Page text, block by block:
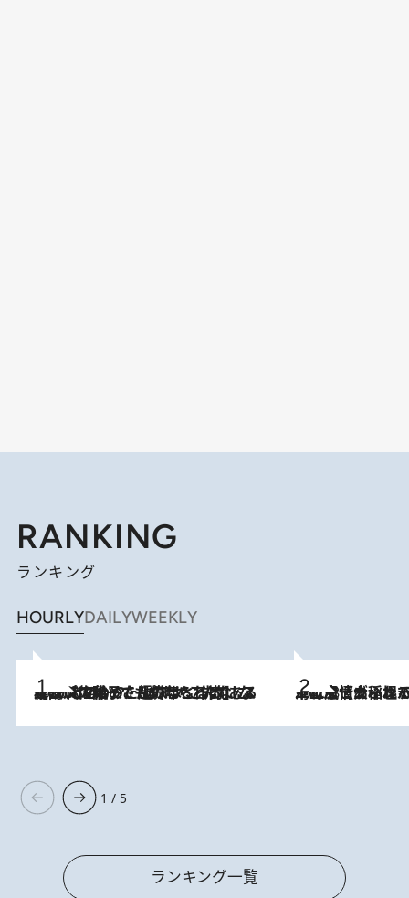
RANKING
ランキング
HOURLYDAILYWEEKLY
2026.8.5
【阿川佐和子さんの年とる力】なぜ70代で始めた趣味は“こんなに楽しい”のか？ ピアノ、俳句…スランプに陥っても続けられる“ある秘訣”とは 2026.8.5
下町風情あふれる台北屈指の人気エリア・大稲埕でセンスのいい台湾土産《ヴ
1 / 5
ランキング一覧